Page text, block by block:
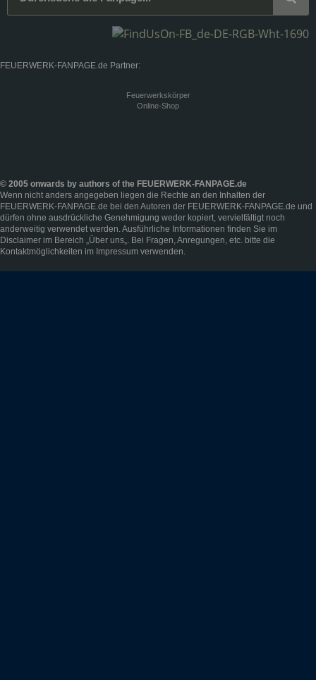
FEUERWERK-FANPAGE.de Partner:
Feuerwerkskörper
Online-Shop
© 2005 onwards by authors of the FEUERWERK-FANPAGE.de
Wenn nicht anders angegeben liegen die Rechte an den Inhalten der
FEUERWERK-FANPAGE.de bei den Autoren der FEUERWERK-FANPAGE.de und
dürfen ohne ausdrückliche Genehmigung weder kopiert, vervielfältigt noch
anderweitig verwendet werden. Ausführliche Informationen finden Sie im
Disclaimer im Bereich „ Über uns „. Bei Fragen, Anregungen, etc. bitte die
Kontaktmöglichkeiten im Impressum verwenden.